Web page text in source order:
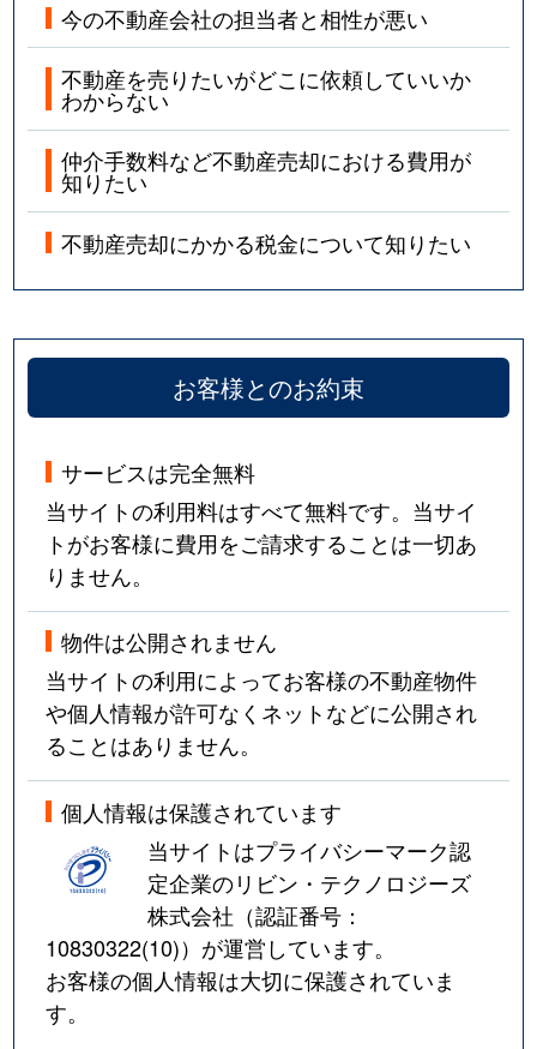
今の不動産会社の担当者と相性が悪い
不動産を売りたいがどこに依頼していいか
わからない
仲介手数料など不動産売却における費用が
知りたい
不動産売却にかかる税金について知りたい
お客様とのお約束
サービスは完全無料
当サイトの利用料はすべて無料です。当サイ
トがお客様に費用をご請求することは一切あ
りません。
物件は公開されません
当サイトの利用によってお客様の不動産物件
や個人情報が許可なくネットなどに公開され
ることはありません。
個人情報は保護されています
当サイトはプライバシーマーク認
定企業のリビン・テクノロジーズ
株式会社（認証番号：
10830322(10)）が運営しています。
お客様の個人情報は大切に保護されていま
す。